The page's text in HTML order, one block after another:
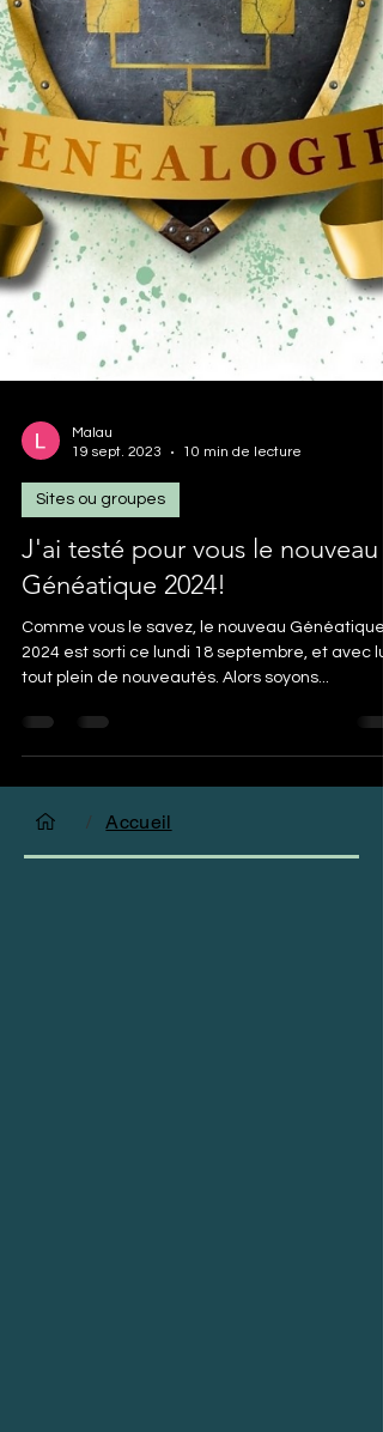
Malau
19 sept. 2023
Sites ou groupes
J'ai testé pour vous le nouveau
Généatique 2024!
Comme vous le savez, le nouveau Généatique
tout plein de nouveautés. Alors soyons...